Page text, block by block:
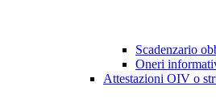
Scadenzario
Oneri
Attestazioni OIV o